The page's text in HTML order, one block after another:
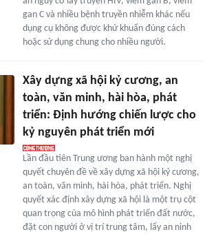
gan C và nhiều bệnh truyền nhiễm khác nếu
dụng cụ không được khử khuẩn đúng cách
hoặc sử dụng chung cho nhiều người.
Xây dựng xã hội kỷ cương, an
toàn, văn minh, hài hòa, phát
triển: Định hướng chiến lược cho
kỷ nguyên phát triển mới
Lần đầu tiên Trung ương ban hành một nghị
quyết chuyên đề về xây dựng xã hội kỷ cương,
an toàn, văn minh, hài hòa, phát triển. Nghị
quyết xác định xây dựng xã hội là một trụ cột
quan trọng của mô hình phát triển đất nước,
đặt con người ở vị trí trung tâm, lấy an ninh